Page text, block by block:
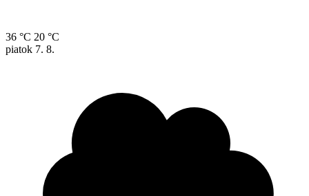
36 °C 20 °C
piatok 7. 8.